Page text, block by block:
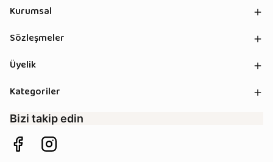
Kurumsal
Sözleşmeler
Üyelik
Kategoriler
Bizi takip edin